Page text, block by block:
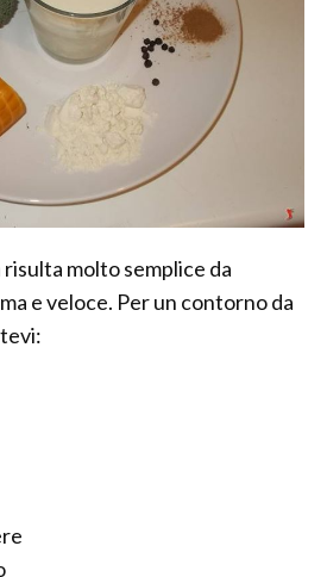
molto semplice da
e veloce. Per un contorno da